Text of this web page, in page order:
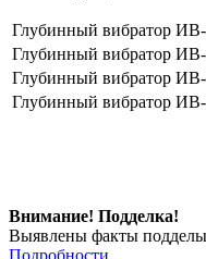
Глубинный вибратор
Глубинный вибратор
Глубинный вибратор
Глубинный вибратор
Внимание! Подделка!
Выявлены факты
Подробности